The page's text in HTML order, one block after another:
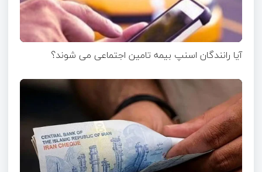
آیا رانندگان اسنپ بیمه تامین اجتماعی می شوند؟